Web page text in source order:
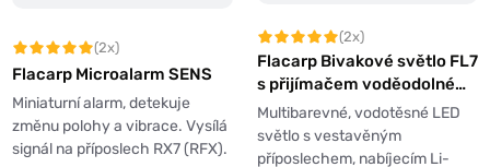
(2x)
Flacarp Microalarm SENS
Miniaturní alarm, detekuje
změnu polohy a vibrace. Vysílá
signál na příposlech RX7 (RFX).
(2x)
Flacarp Bivakové světlo FL7
s přijímačem voděodolné
USB-C
Multibarevné, vodotěsné LED
světlo s vestavěným
příposlechem, nabíjecím Li-